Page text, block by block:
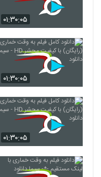
۰۱:۳۰:۰۵
۰۱:۳۰:۰۵
۰۱:۳۰:۰۵